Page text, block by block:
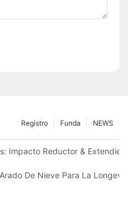
NEWS
Funda
Registro
Impacto Reductor &
De Nieve Para La